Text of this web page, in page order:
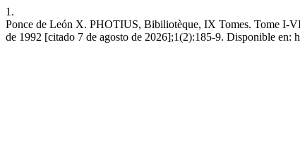
1.
Ponce de León X. PHOTIUS, Bibiliotèque, IX Tomes. Tome I-
de 1992 [citado 7 de agosto de 2026];1(2):185-9. Disponible en: